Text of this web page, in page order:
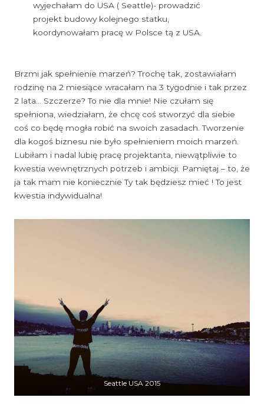
wyjechałam do USA ( Seattle)- prowadzić
projekt budowy kolejnego statku,
koordynowałam pracę w Polsce tą z USA.
Brzmi jak spełnienie marzeń? Trochę tak, zostawiałam
rodzinę na 2 miesiące wracałam na 3 tygodnie i tak przez
2 lata… Szczerze? To nie dla mnie! Nie czułam się
spełniona, wiedziałam, że chcę coś stworzyć dla siebie
coś co będę mogła robić na swoich zasadach. Tworzenie
dla kogoś biznesu nie było spełnieniem moich marzeń.
Lubiłam i nadal lubię pracę projektanta, niewątpliwie to
kwestia wewnętrznych potrzeb i ambicji. Pamiętaj – to, że
ja tak mam nie koniecznie Ty tak będziesz mieć ! To jest
kwestia indywidualna!
Seattle USA 2015